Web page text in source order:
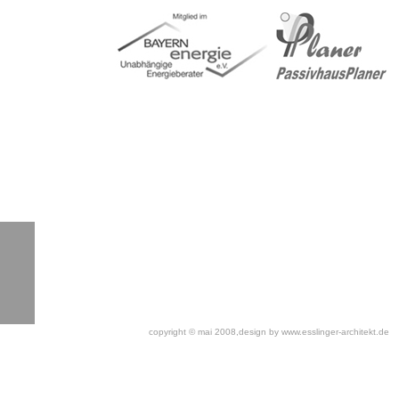
copyright © mai 2008,design by www.esslinger-architekt.de